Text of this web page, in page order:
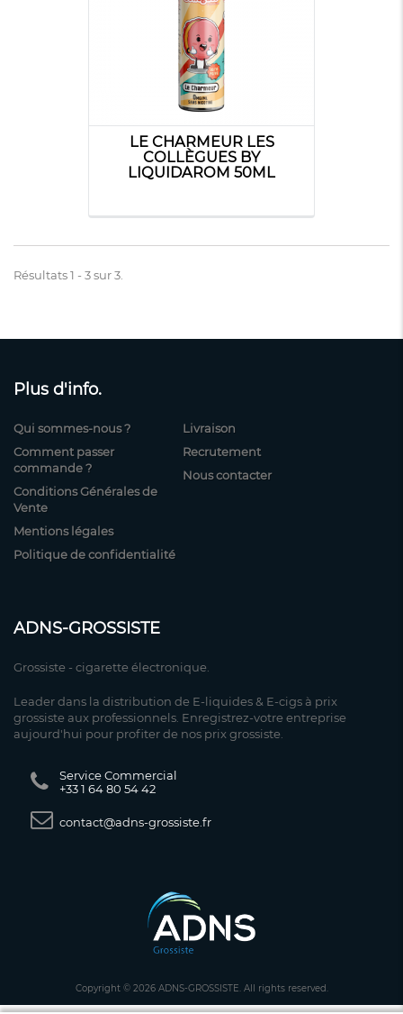
LE CHARMEUR LES
COLLÈGUES BY
LIQUIDAROM 50ML
Résultats 1 - 3 sur 3.
Plus d'info.
Qui sommes-nous ?
Comment passer
commande ?
Conditions Générales de
Vente
Mentions légales
Politique de confidentialité
Livraison
Recrutement
Nous contacter
ADNS-GROSSISTE
Grossiste - cigarette électronique.
Leader dans la distribution de E-liquides & E-cigs à prix
grossiste aux professionnels. Enregistrez-votre entreprise
aujourd'hui pour profiter de nos prix grossiste.
Service Commercial
+33 1 64 80 54 42
contact@adns-grossiste.fr
Copyright © 2026 ADNS-GROSSISTE. All rights reserved.